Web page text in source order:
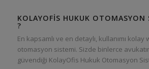
KOLAYOFIS HUKUK OTOMASYON
?
En kapsamlı ve en detaylı, kullanımı
otomasyon sistemi. Sizde binlerce
güvendiği KolayOfis Hukuk Otomasyon